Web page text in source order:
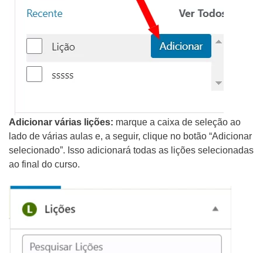
Adicionar várias lições: marque a caixa de seleção ao
lado de várias aulas e, a seguir, clique no botão “Adicionar
selecionado”. Isso adicionará todas as lições selecionadas
ao final do curso.